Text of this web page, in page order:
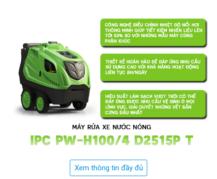
Máy rửa xe nước nóng IPC PW-H100/4 D2515P T (4 bánh)
Bài viết dưới đây của chúng tôi sẽ giới thiệu tới quý khách thông
Xem thông tin đầy đủ